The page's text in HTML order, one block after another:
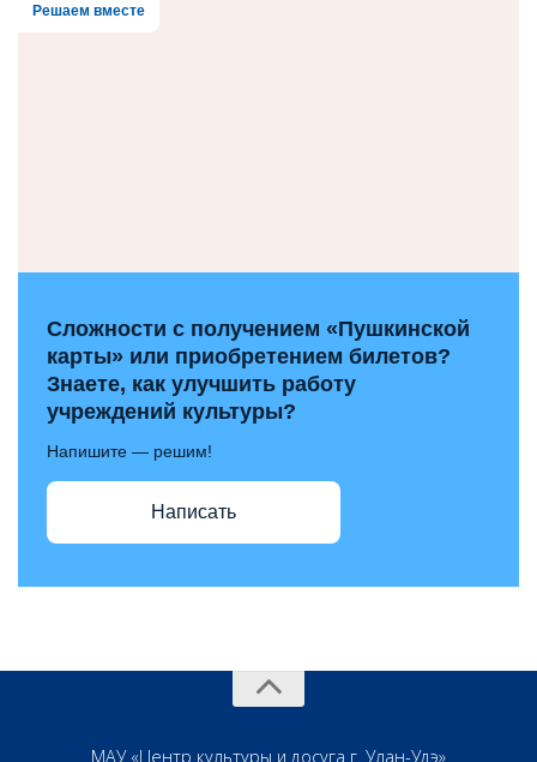
Решаем вместе
Сложности с получением «Пушкинской
карты» или приобретением билетов?
Знаете, как улучшить работу
учреждений культуры?
Напишите — решим!
Написать
МАУ «Центр культуры и досуга г. Улан-Удэ»